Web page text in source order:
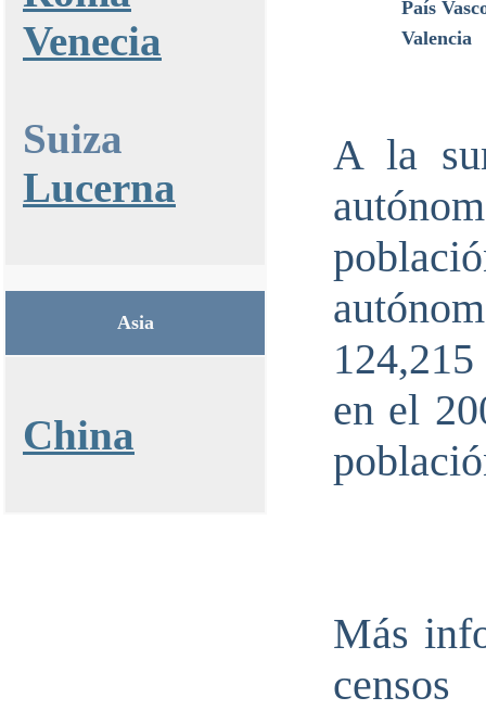
Venecia
Suiza
Lucerna
Asia
China
País
Valencia
A la
en el
Más